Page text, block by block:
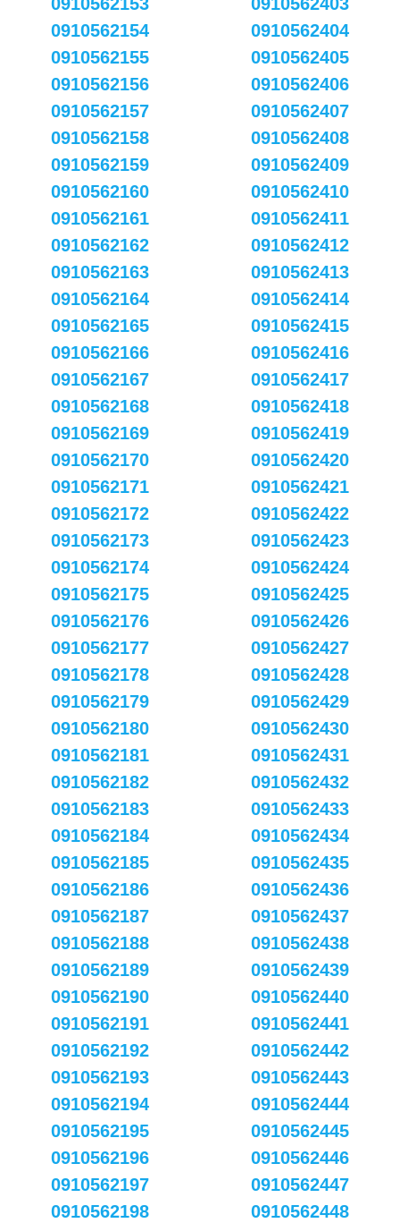
0910562154
0910562155
0910562156
0910562157
0910562158
0910562159
0910562160
0910562161
0910562162
0910562163
0910562164
0910562165
0910562166
0910562167
0910562168
0910562169
0910562170
0910562171
0910562172
0910562173
0910562174
0910562175
0910562176
0910562177
0910562178
0910562179
0910562180
0910562181
0910562182
0910562183
0910562184
0910562185
0910562186
0910562187
0910562188
0910562189
0910562190
0910562191
0910562192
0910562193
0910562194
0910562195
0910562196
0910562197
0910562198
0910562404
0910562405
0910562406
0910562407
0910562408
0910562409
0910562410
0910562411
0910562412
0910562413
0910562414
0910562415
0910562416
0910562417
0910562418
0910562419
0910562420
0910562421
0910562422
0910562423
0910562424
0910562425
0910562426
0910562427
0910562428
0910562429
0910562430
0910562431
0910562432
0910562433
0910562434
0910562435
0910562436
0910562437
0910562438
0910562439
0910562440
0910562441
0910562442
0910562443
0910562444
0910562445
0910562446
0910562447
0910562448